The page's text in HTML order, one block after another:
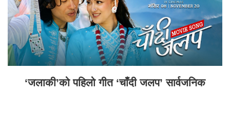
‘जलाकी’को पहिलो गीत ‘चाँदी जलप’ सार्वजनिक